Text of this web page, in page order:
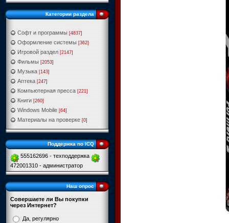
Категории раздела
Софт и программы [4837]
Оформление системы [362]
Игровой раздел [2147]
Фильмы [2053]
Музыка [143]
Аптека [247]
Компьютерная пресса [221]
Книги [260]
Windows Mobile [64]
Материалы на проверке [0]
Поддержка по ICQ
555162696 - техподдержка
472001310 - администратор
Наш опрос
Совершаете ли Вы покупки
через Интернет?
Да, регулярно